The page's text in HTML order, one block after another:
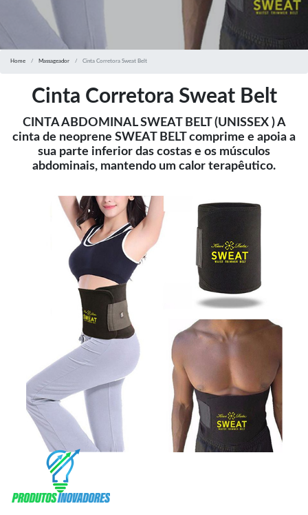
Home Massageador Cinta Corretora Sweat Belt
Cinta Corretora Sweat Belt
CINTA ABDOMINAL SWEAT BELT (UNISSEX ) A
cinta de neoprene SWEAT BELT comprime e apoia a
sua parte inferior das costas e os músculos
abdominais, mantendo um calor terapêutico.